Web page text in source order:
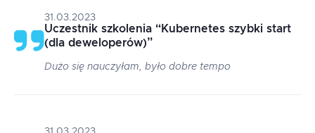
31.03.2023
Uczestnik szkolenia “Kubernetes szybki start
(dla deweloperów)”
Dużo się nauczyłam, było dobre tempo